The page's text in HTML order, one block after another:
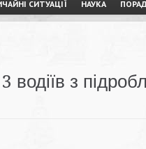
СИТУАЦІЇ НАУКА
водіїв з